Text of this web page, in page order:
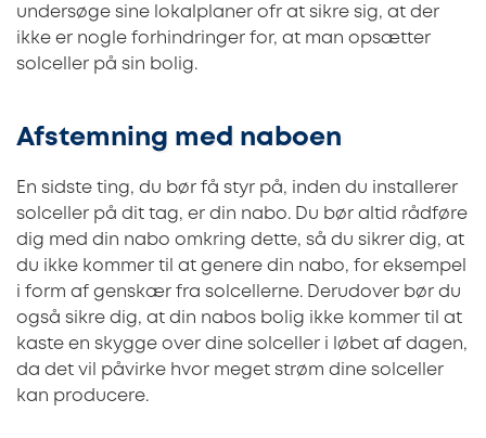
undersøge sine lokalplaner ofr at sikre sig, at der
ikke er nogle forhindringer for, at man opsætter
solceller på sin bolig.
Afstemning med naboen
En sidste ting, du bør få styr på, inden du installerer
solceller på dit tag, er din nabo. Du bør altid rådføre
dig med din nabo omkring dette, så du sikrer dig, at
du ikke kommer til at genere din nabo, for eksempel
i form af genskær fra solcellerne. Derudover bør du
også sikre dig, at din nabos bolig ikke kommer til at
kaste en skygge over dine solceller i løbet af dagen,
da det vil påvirke hvor meget strøm dine solceller
kan producere.